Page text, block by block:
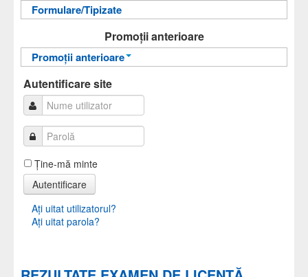
Autentificare
Informații pentru acces
Formulare/Tipizate
Promoții anterioare
Promoții anterioare
Promoții anterioare
Autentificare site
Ţine-mă minte
Autentificare
Aţi uitat utilizatorul?
Aţi uitat parola?